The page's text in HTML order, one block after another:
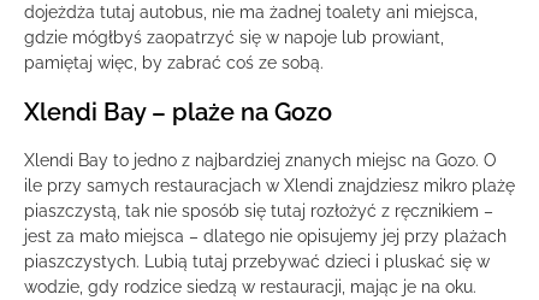
dojeżdża tutaj autobus, nie ma żadnej toalety ani miejsca,
gdzie mógłbyś zaopatrzyć się w napoje lub prowiant,
pamiętaj więc, by zabrać coś ze sobą.
Xlendi Bay – plaże na Gozo
Xlendi Bay to jedno z najbardziej znanych miejsc na Gozo. O
ile przy samych restauracjach w Xlendi znajdziesz mikro plażę
piaszczystą, tak nie sposób się tutaj rozłożyć z ręcznikiem –
jest za mało miejsca – dlatego nie opisujemy jej przy plażach
piaszczystych. Lubią tutaj przebywać dzieci i pluskać się w
wodzie, gdy rodzice siedzą w restauracji, mając je na oku.